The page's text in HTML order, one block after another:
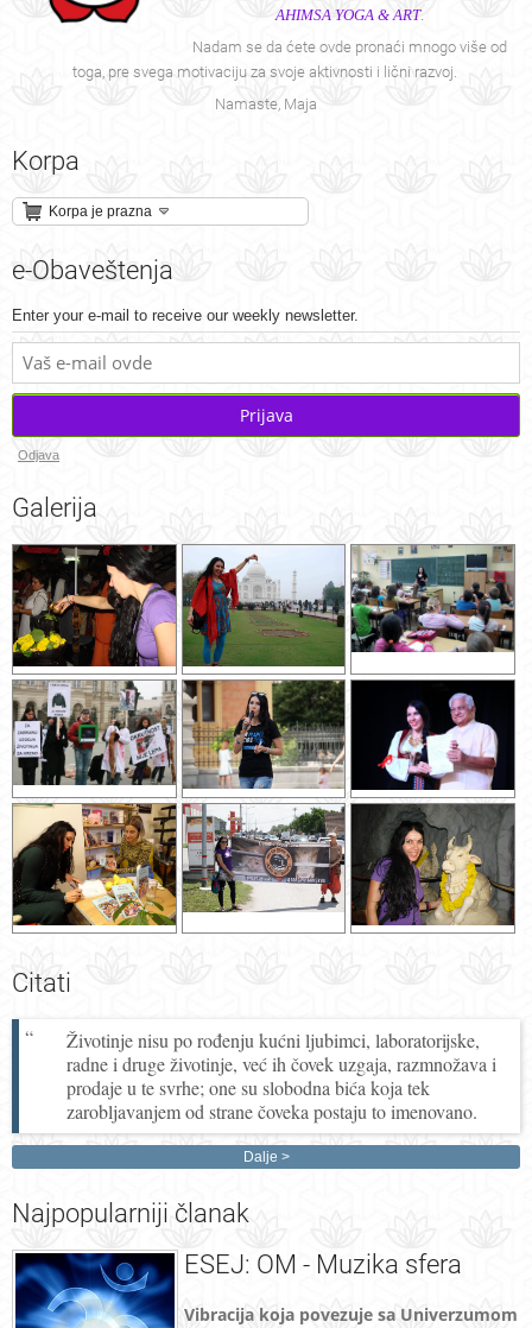
AHIMSA YOGA & ART.
Nadam se da ćete ovde pronaći mnogo više od
toga, pre svega motivaciju za svoje aktivnosti i lični razvoj.
Namaste, Maja
Korpa
Korpa je prazna
e-Obaveštenja
Enter your e-mail to receive our weekly newsletter.
Prijava
Odjava
Galerija
Citati
Životinje nisu po rođenju kućni ljubimci, laboratorijske,
radne i druge životinje, već ih čovek uzgaja, razmnožava i
prodaje u te svrhe; one su slobodna bića koja tek
zarobljavanjem od strane čoveka postaju to imenovano.
Dalje
Najpopularniji članak
ESEJ: OM - Muzika sfera
Vibracija koja povezuje sa Univerzumom